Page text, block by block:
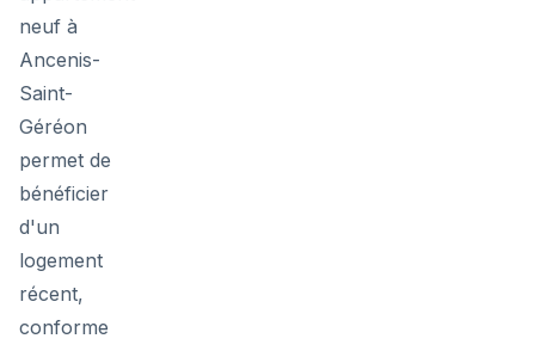
neuf à
Ancenis-
Saint-
Géréon
permet de
bénéficier
d'un
logement
récent,
conforme